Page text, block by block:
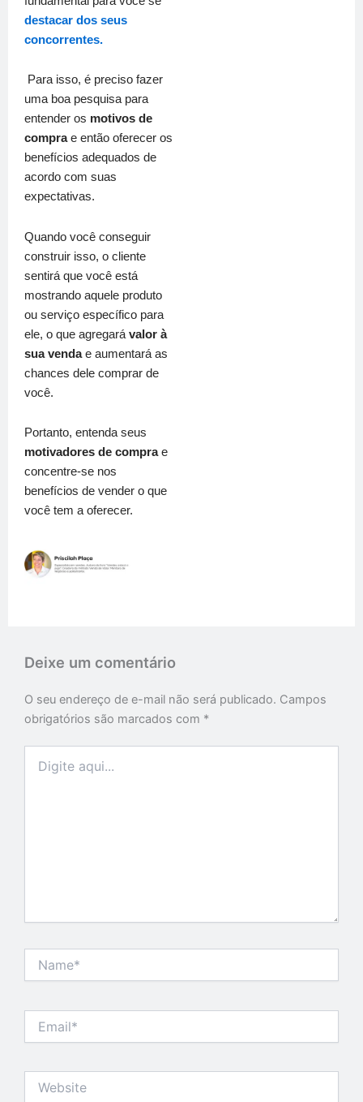
destacar dos seus
concorrentes.
Para isso, é preciso fazer
uma boa pesquisa para
entender os motivos de
comprae então oferecer os
benefícios adequados de
acordo com suas
expectativas.
Quando você conseguir
construir isso, o cliente
sentirá que você está
mostrando aquele produto
ou serviço específico para
ele, o que agregará valor à
sua vendae aumentará as
chances dele comprar de
você.
Portanto, entenda seus
motivadores de comprae
concentre-se nos
benefícios de vender o que
você tem a oferecer.
Deixe um comentário
O seu endereço de e-mail não será publicado. Campos
obrigatórios são marcados com *
aqui...